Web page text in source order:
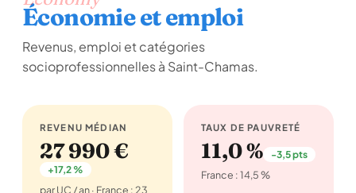
Économie et emploi
Revenus, emploi et catégories
socioprofessionnelles à Saint-Chamas.
REVENU MÉDIAN
27 990 €
+17,2 %
par UC / an · France : 23
TAUX DE PAUVRETÉ
11,0 % -3,5 pts
France : 14,5 %